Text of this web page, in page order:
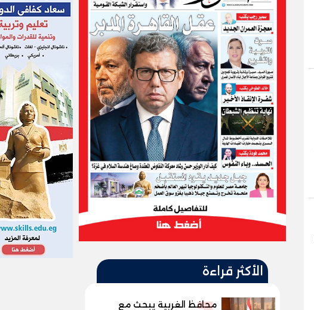
الأكثر قراءة
محافظ الغربية يبحث مع